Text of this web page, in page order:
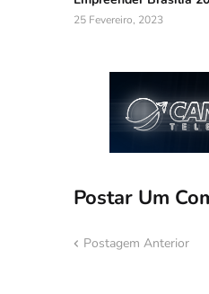
25 Fevereiro, 2023
Postar Um
Postagem Anterior